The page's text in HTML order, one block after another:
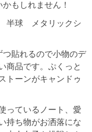
もしれません！
半球 メタリックシ
貼れるので小物のデ
商品です。ぷくっと
トーンがキャンドゥ
っているノート、愛
持ち物がお洒落にな